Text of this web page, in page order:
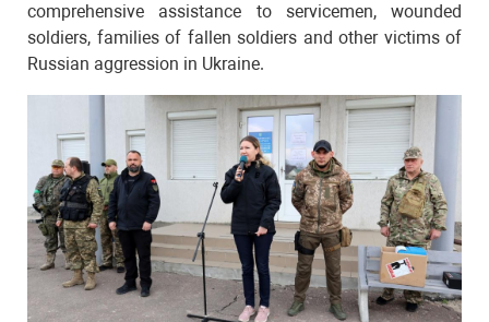
comprehensive assistance to servicemen, wounded
soldiers, families of fallen soldiers and other victims of
Russian aggression in Ukraine.